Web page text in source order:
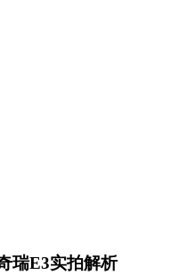
瑞E3实拍解析